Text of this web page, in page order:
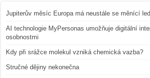
Jupiterův měsíc Europa má neustále se měnící
AI technologie MyPersonas umožňuje digitální
osobnostmi
Kdy při srážce molekul vzniká chemická vazba?
Stručné dějiny nekonečna